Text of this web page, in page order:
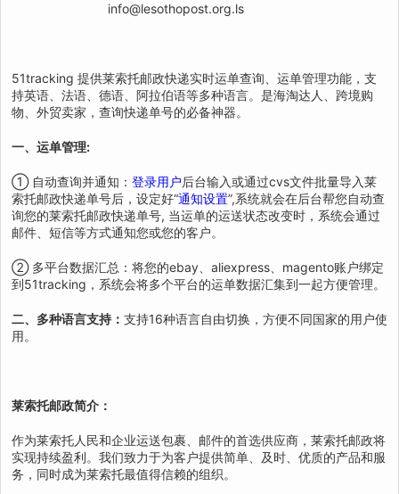
info@lesothopost.org.ls
51tracking 提供莱索托邮政快递实时运单查询、运单管理功能，支
持英语、法语、德语、阿拉伯语等多种语言。是海淘达人、跨境购
物、外贸卖家，查询快递单号的必备神器。
一、运单管理:
① 自动查询并通知： 登录用户后台输入或通过cvs文件批量导入莱
索托邮政快递单号后，设定好“通知设置”,系统就会在后台帮您自动查
询您的莱索托邮政快递单号, 当运单的运送状态改变时，系统会通过
邮件、短信等方式通知您或您的客户。
② 多平台数据汇总：将您的ebay、aliexpress、magento账户绑定
到51tracking，系统会将多个平台的运单数据汇集到一起方便管理。
二、多种语言支持： 支持16种语言自由切换，方便不同国家的用户使
用。
莱索托邮政简介：
作为莱索托人民和企业运送包裹、邮件的首选供应商，莱索托邮政将
实现持续盈利。我们致力于为客户提供简单、及时、优质的产品和服
务，同时成为莱索托最值得信赖的组织。